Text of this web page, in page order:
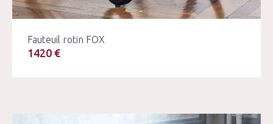
Fauteuil rotin FOX
1420 €